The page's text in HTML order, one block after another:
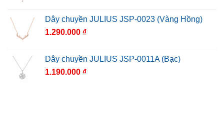
Dây chuyền JULIUS JSP-0023 (Vàng Hồng)
1.290.000 ₫
Dây chuyền JULIUS JSP-0011A (Bạc)
1.190.000 ₫